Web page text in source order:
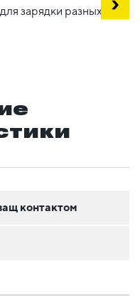
зарядки разных
контактом